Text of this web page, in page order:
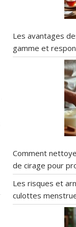
Les avantages
gamme et
Comment
de cirage pour
Les risques et
culottes